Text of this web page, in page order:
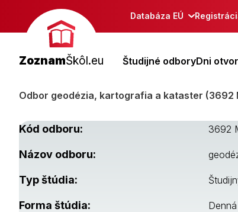
Databáza EÚ
ZoznamŠkôl.eu Študijné odboryDni
Odbor geodézia, kartografia a kataster (3692
Kód odboru: 3692
Názov odboru:
Typ štúdia:
Forma štúdia: Denná